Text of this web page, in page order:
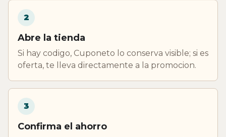
2
Abre la tienda
Si hay codigo, Cuponeto lo conserva visible; si es
oferta, te lleva directamente a la promocion.
3
Confirma el ahorro